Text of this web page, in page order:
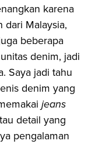
karena
dari Malaysia,
beberapa
denim, jadi
Saya jadi tahu
denim yang
jeans
detail yang
pengalaman